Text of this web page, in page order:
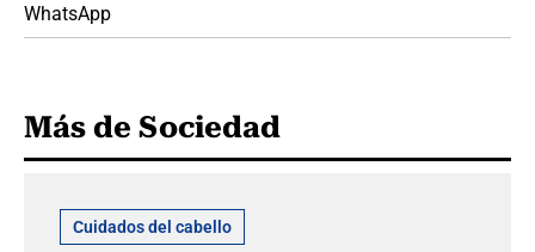
WhatsApp
Más de Sociedad
Cuidados del cabello